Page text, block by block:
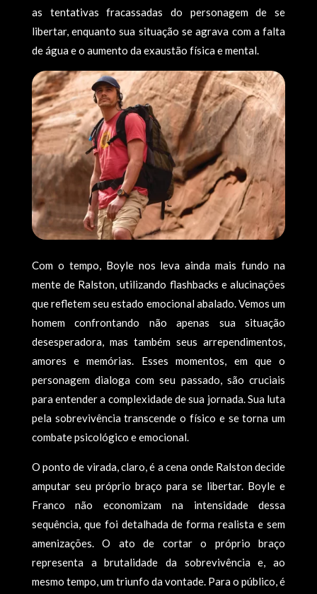
as tentativas fracassadas do personagem de se
libertar, enquanto sua situação se agrava com a falta
de água e o aumento da exaustão física e mental.
Com o tempo, Boyle nos leva ainda mais fundo na
mente de Ralston, utilizando flashbacks e alucinações
que refletem seu estado emocional abalado. Vemos um
homem confrontando não apenas sua situação
desesperadora, mas também seus arrependimentos,
amores e memórias. Esses momentos, em que o
personagem dialoga com seu passado, são cruciais
para entender a complexidade de sua jornada. Sua luta
pela sobrevivência transcende o físico e se torna um
combate psicológico e emocional.
O ponto de virada, claro, é a cena onde Ralston decide
amputar seu próprio braço para se libertar. Boyle e
Franco não economizam na intensidade dessa
sequência, que foi detalhada de forma realista e sem
amenizações. O ato de cortar o próprio braço
representa a brutalidade da sobrevivência e, ao
mesmo tempo, um triunfo da vontade. Para o público, é